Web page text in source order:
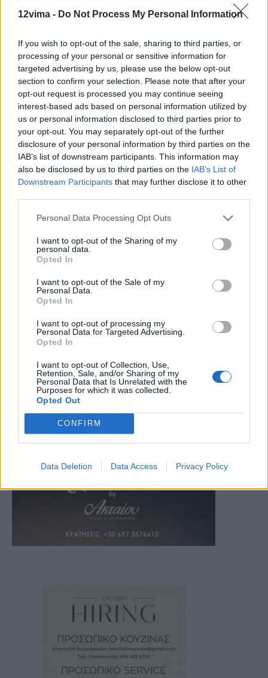
12vima - Do Not Process My Personal Information
If you wish to opt-out of the sale, sharing to third parties, or
processing of your personal or sensitive information for
targeted advertising by us, please use the below opt-out
section to confirm your selection. Please note that after your
opt-out request is processed you may continue seeing
interest-based ads based on personal information utilized by
us or personal information disclosed to third parties prior to
your opt-out. You may separately opt-out of the further
disclosure of your personal information by third parties on the
IAB’s list of downstream participants. This information may
also be disclosed by us to third parties on the IAB’s List of
Downstream Participants that may further disclose it to other
Personal Data Processing Opt Outs
I want to opt-out of the Sharing of my
personal data.
Opted In
I want to opt-out of the Sale of my
Personal Data.
Opted In
I want to opt-out of processing my
Personal Data for Targeted Advertising.
Opted In
I want to opt-out of Collection, Use,
Retention, Sale, and/or Sharing of my
Personal Data that Is Unrelated with the
Purposes for which it was collected.
Opted Out
CONFIRM
Data Deletion Data Access Privacy Policy